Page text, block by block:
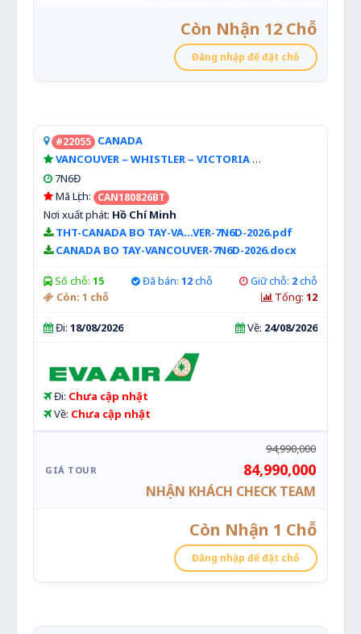
Còn Nhận 12 Chỗ
Đăng nhập để đặt chỗ
#22055 CANADA
VANCOUVER – WHISTLER – VICTORIA
7N6Đ
Mã Lịch: CAN180826BT
Nơi xuất phát: Hồ Chí Minh
THT-CANADA BO TAY-VA...VER-7N6D-2026.pdf
CANADA BO TAY-VANCOUVER-7N6D-2026.docx
Số chỗ: 15 Đã bán: 12chỗ Giữ chỗ: 2chỗ
Còn: 1 chỗ Tổng: 12
Đi: 18/08/2026 Về: 24/08/2026
Đi: Chưa cập nhật
Về: Chưa cập nhật
94,990,000
84,990,000
NHẬN KHÁCH CHECK TEAM
Còn Nhận 1 Chỗ
Đăng nhập để đặt chỗ